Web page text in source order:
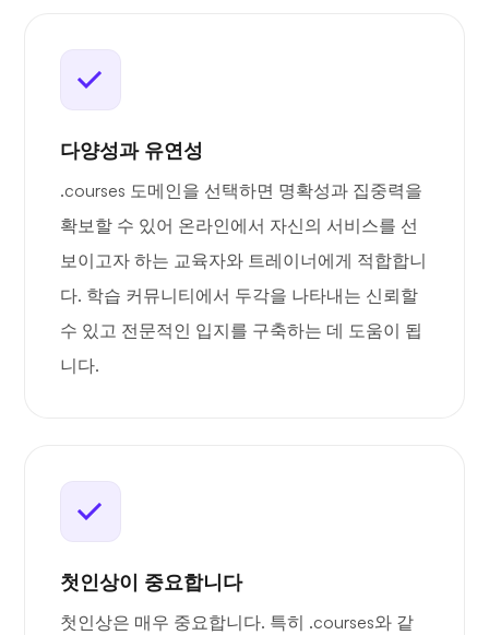
다양성과 유연성
.courses 도메인을 선택하면 명확성과 집중력을
확보할 수 있어 온라인에서 자신의 서비스를 선
보이고자 하는 교육자와 트레이너에게 적합합니
다. 학습 커뮤니티에서 두각을 나타내는 신뢰할
수 있고 전문적인 입지를 구축하는 데 도움이 됩
니다.
첫인상이 중요합니다
첫인상은 매우 중요합니다. 특히 .courses와 같